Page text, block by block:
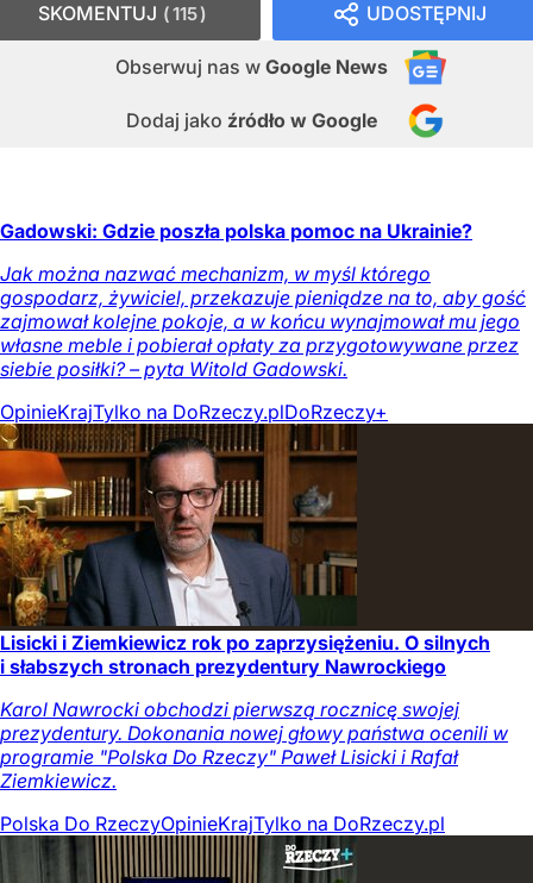
UDOSTĘPNIJ
Obserwuj nas w Google News
Dodaj jako źródło w Google
SKOMENTUJ 115
Gadowski: Gdzie poszła polska pomoc na Ukrainie?
Jak można nazwać mechanizm, w myśl którego
gospodarz, żywiciel, przekazuje pieniądze na to, aby gość
zajmował kolejne pokoje, a w końcu wynajmował mu jego
własne meble i pobierał opłaty za przygotowywane przez
siebie posiłki? – pyta Witold Gadowski.
OpinieKrajTylko na DoRzeczy.plDoRzeczy+
Lisicki i Ziemkiewicz rok po zaprzysiężeniu. O silnych
i słabszych stronach prezydentury Nawrockiego
Karol Nawrocki obchodzi pierwszą rocznicę swojej
prezydentury. Dokonania nowej głowy państwa ocenili w
programie "Polska Do Rzeczy" Paweł Lisicki i Rafał
Ziemkiewicz.
Polska Do RzeczyOpinieKrajTylko na DoRzeczy.pl